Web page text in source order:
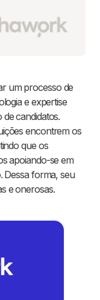
um processo de
e expertise
candidatos.
encontrem os
que os
apoiando-se em
Dessa forma, seu
e onerosas.